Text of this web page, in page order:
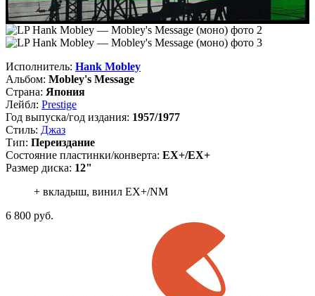
Исполнитель: Hank Mobley
Альбом: Mobley's Message
Страна: Япония
Лейбл: Prestige
Год выпуска/год издания: 1957/1977
Стиль: Джаз
Тип: Переиздание
Состояние пластинки/конверта: EX+/EX+
Размер диска: 12"
+ вкладыш, винил EX+/NM
6 800 руб.